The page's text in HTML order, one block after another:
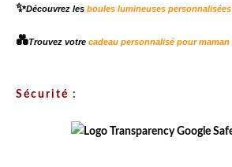
✨Découvrez les boules lumineuses personnalisées
💑Trouvez votre cadeau personnalisé pour maman
Sécurité :